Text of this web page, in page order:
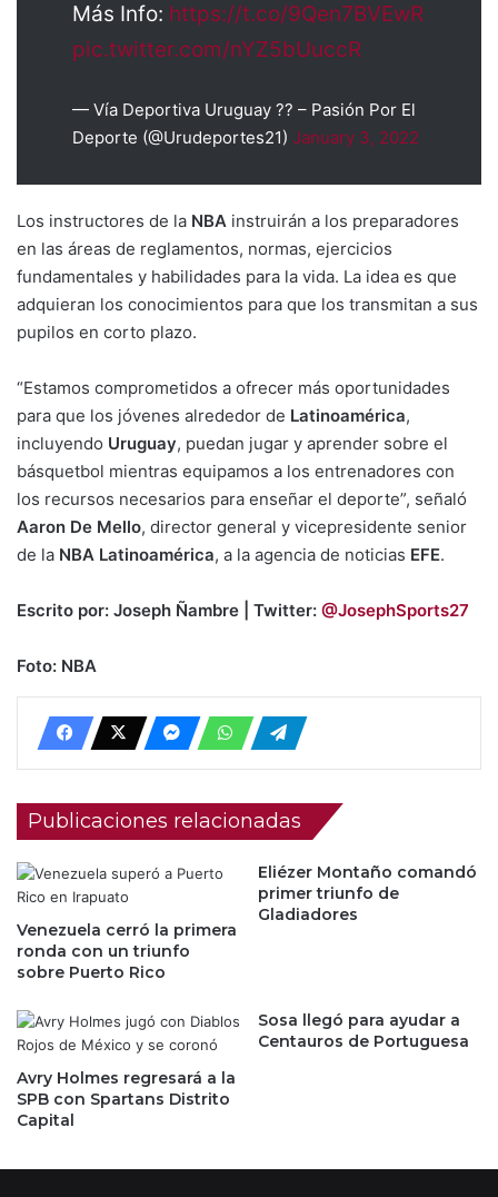
Más Info: https://t.co/9Qen7BVEwR
pic.twitter.com/nYZ5bUuccR
— Vía Deportiva Uruguay ?? – Pasión Por El
Deporte (@Urudeportes21) January 3, 2022
Los instructores de la NBA instruirán a los preparadores
en las áreas de reglamentos, normas, ejercicios
fundamentales y habilidades para la vida. La idea es que
adquieran los conocimientos para que los transmitan a sus
pupilos en corto plazo.
“Estamos comprometidos a ofrecer más oportunidades
para que los jóvenes alrededor de Latinoamérica,
incluyendo Uruguay, puedan jugar y aprender sobre el
básquetbol mientras equipamos a los entrenadores con
los recursos necesarios para enseñar el deporte”, señaló
Aaron De Mello, director general y vicepresidente senior
de la NBA Latinoamérica, a la agencia de noticias EFE.
Escrito por: Joseph Ñambre | Twitter: @JosephSports27
Foto: NBA
Publicaciones relacionadas
Venezuela cerró la primera
ronda con un triunfo
sobre Puerto Rico
Eliézer Montaño comandó
primer triunfo de
Gladiadores
Avry Holmes regresará a la
SPB con Spartans Distrito
Capital
Sosa llegó para ayudar a
Centauros de Portuguesa